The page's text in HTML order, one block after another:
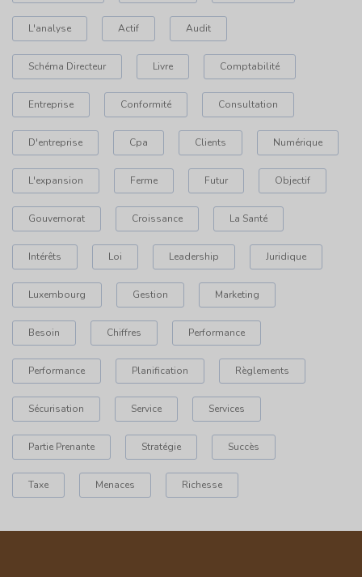
L'analyse Actif Audit
Schéma Directeur Livre Comptabilité
Entreprise Conformité Consultation
D'entreprise Cpa Clients Numérique
L'expansion Ferme Futur Objectif
Gouvernorat Croissance La Santé
Intérêts Loi Leadership Juridique
Luxembourg Gestion Marketing
Besoin Chiffres Performance
Performance Planification Règlements
Sécurisation Service Services
Partie Prenante Stratégie Succès
Taxe Menaces Richesse